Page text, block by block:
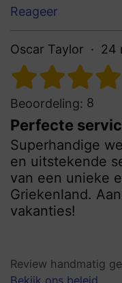
Reageer
Oscar Taylor 24
Beoordeling: 8
Perfecte
Superhandige
en uitstekende
van een unieke
Griekenland.
vakanties!
Review handmatig
Bekijk ons beleid